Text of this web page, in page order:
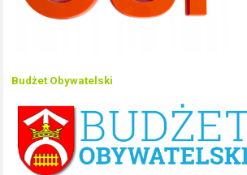
Budżet Obywatelski